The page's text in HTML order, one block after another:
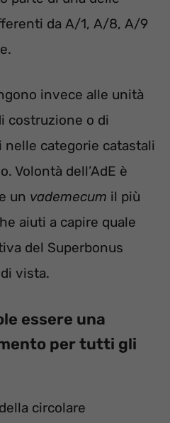
da A/1, A/8, A/9
invece alle unità
costruzione o di
categorie catastali
Volontà dell’AdE è
un vademecum il più
aiuti a capire quale
del Superbonus
vista.
essere una
per tutti gli
circolare